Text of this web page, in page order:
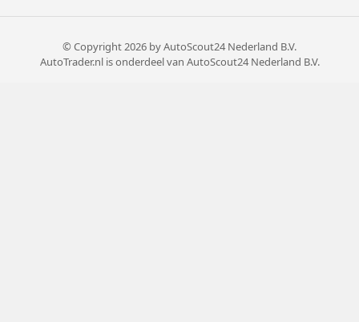
© Copyright2026 by AutoScout24 Nederland B.V.
AutoTrader.nl is onderdeel van AutoScout24 Nederland B.V.